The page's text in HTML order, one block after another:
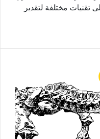
تقنيات مختلفة لتقدير